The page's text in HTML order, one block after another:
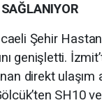
Şehir
genişletti.
direkt
SH10